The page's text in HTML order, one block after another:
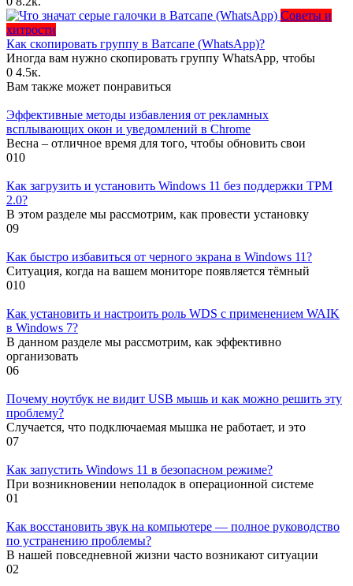
Советы и
хитрости
Как скопировать группу в Ватсапе (WhatsApp)?
Иногда вам нужно скопировать группу WhatsApp, чтобы
0 4.5к.
Вам также может понравиться
Эффективные методы избавления от рекламных
всплывающих окон и уведомлений в Chrome
Весна – отличное время для того, чтобы обновить свои
010
Как загрузить и установить Windows 11 без поддержки TPM
2.0?
В этом разделе мы рассмотрим, как провести установку
09
Как быстро избавиться от черного экрана в Windows 11?
Ситуация, когда на вашем мониторе появляется тёмный
010
Как установить и настроить роль WDS с применением WAIK
в Windows 7?
В данном разделе мы рассмотрим, как эффективно
организовать
06
Почему ноутбук не видит USB мышь и как можно решить эту
проблему?
Случается, что подключаемая мышка не работает, и это
07
Как запустить Windows 11 в безопасном режиме?
При возникновении неполадок в операционной системе
01
Как восстановить звук на компьютере — полное руководство
по устранению проблемы?
В нашей повседневной жизни часто возникают ситуации
02